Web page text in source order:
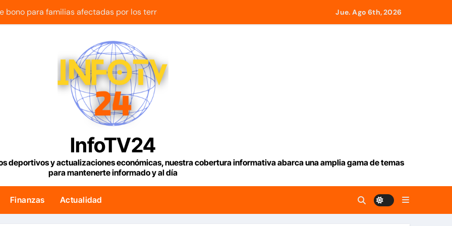
bono para familias afectadas por los terremotos: Conoce el monto
en Venezuela con fecha valor jueves 6 de agosto de 2026
rehabilitados para familias del urbanismo Ana Victoria en La Guaira
regional nos respaldaron desde el primer momento tras terremotos del 24J
0,73% tras acuerdo entre Irán y Omán sobre una nueva ruta en Ormuz
viviendas rehabilitadas en la parroquia Santa Rosalía de Caracas
su influencia para acelerar las elecciones en Venezuela
Jue. Ago 6th, 2026
InfoTV24
deportivos y actualizaciones económicas, nuestra cobertura informativa abarca una amplia gama de temas
para mantenerte informado y al día
Finanzas Actualidad